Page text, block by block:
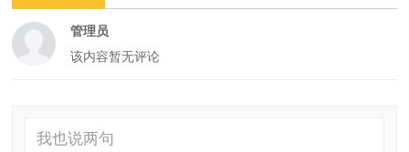
管理员
该内容暂无评论